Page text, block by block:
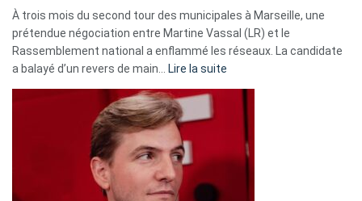
À trois mois du second tour des municipales à Marseille, une
prétendue négociation entre Martine Vassal (LR) et le
Rassemblement national a enflammé les réseaux. La candidate
a balayé d’un revers de main… Lire la suite
Martine
Vassal
d’alliance
secrète